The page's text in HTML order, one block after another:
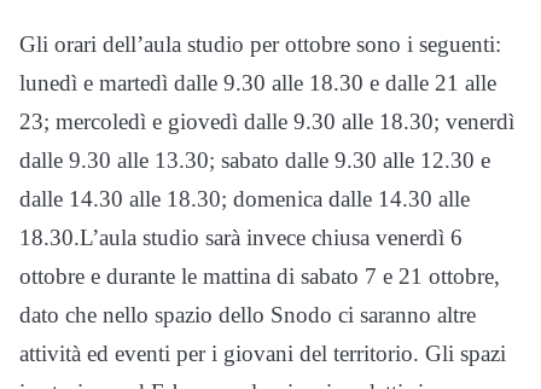
Gli orari dell’aula studio per ottobre sono i seguenti:
lunedì e martedì dalle 9.30 alle 18.30 e dalle 21 alle
23; mercoledì e giovedì dalle 9.30 alle 18.30; venerdì
dalle 9.30 alle 13.30; sabato dalle 9.30 alle 12.30 e
dalle 14.30 alle 18.30; domenica dalle 14.30 alle
18.30.L’aula studio sarà invece chiusa venerdì 6
ottobre e durante le mattina di sabato 7 e 21 ottobre,
dato che nello spazio dello Snodo ci saranno altre
attività ed eventi per i giovani del territorio. Gli spazi